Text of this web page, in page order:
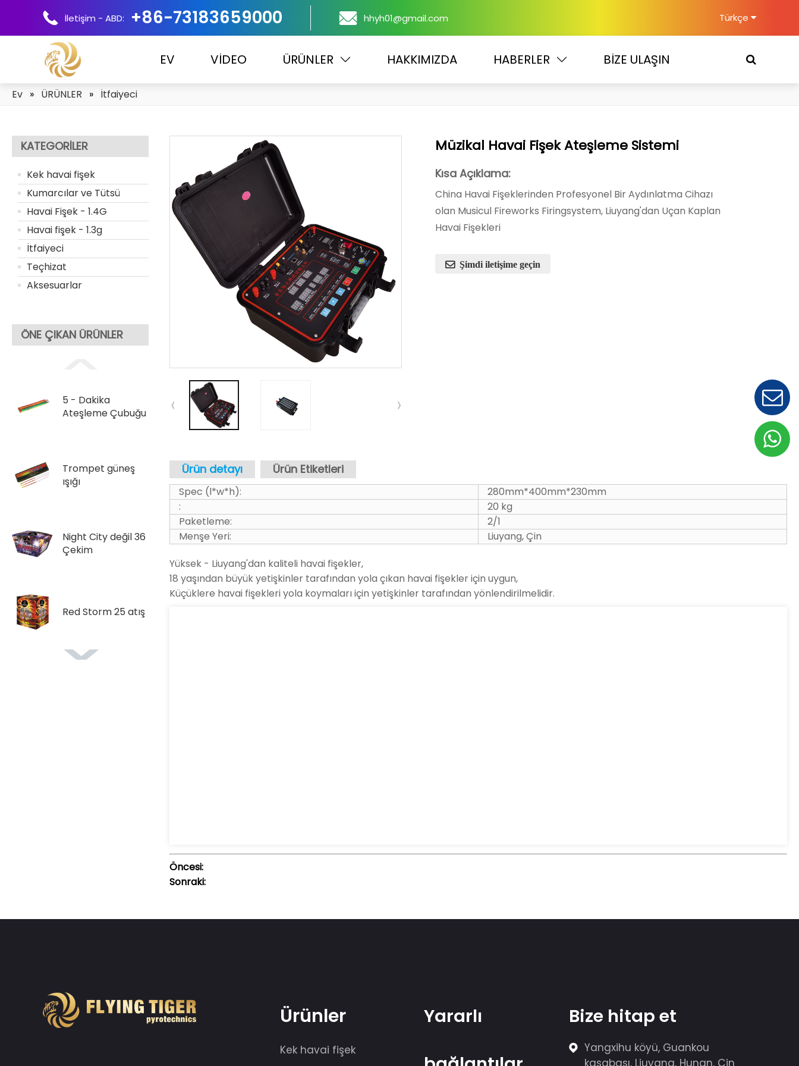
İletişim - ABD: +86-73183659000 hhyh01@gmail.com Türkçe
EV VİDEO ÜRÜNLER HAKKIMIZDA HABERLER BİZE ULAŞIN
Ev » ÜRÜNLER » İtfaiyeci
KATEGORILER
Kek havai fişek
Kumarcılar ve Tütsü
Havai Fişek - 1.4G
Havai fişek - 1.3g
İtfaiyeci
Teçhizat
Aksesuarlar
ÖNE ÇIKAN ÜRÜNLER
5 - Dakika
Ateşleme Çubuğu
Trompet güneş
ışığı
Night City değil 36
Çekim
Red Storm 25 atış
Müzikal Havai Fişek Ateşleme Sistemi
Kısa Açıklama:
China Havai Fişeklerinden Profesyonel Bir Aydınlatma Cihazı
olan Musicul Fireworks Firingsystem, Liuyang'dan Uçan Kaplan
Havai Fişekleri
Şimdi iletişime geçin
Ürün detayı Ürün Etiketleri
Spec (l*w*h):
280mm*400mm*230mm
:
20 kg
Paketleme:
2/1
Menşe Yeri:
Liuyang, Çin
Yüksek - Liuyang'dan kaliteli havai fişekler,
18 yaşından büyük yetişkinler tarafından yola çıkan havai fişekler için uygun,
Küçüklere havai fişekleri yola koymaları için yetişkinler tarafından yönlendirilmelidir.
Öncesi:
Sonraki:
Ürünler
Kek havai fişek
Yararlı
Bize hitap et
Yangxihu köyü, Guankou
kasabası, Liuyang, Hunan, Çin